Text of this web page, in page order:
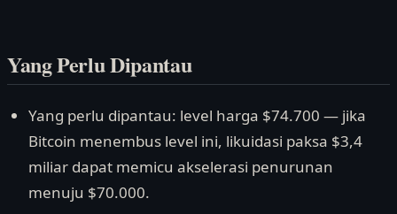
Yang Perlu Dipantau
Yang perlu dipantau: level harga $74.700 — jika
Bitcoin menembus level ini, likuidasi paksa $3,4
miliar dapat memicu akselerasi penurunan
menuju $70.000.